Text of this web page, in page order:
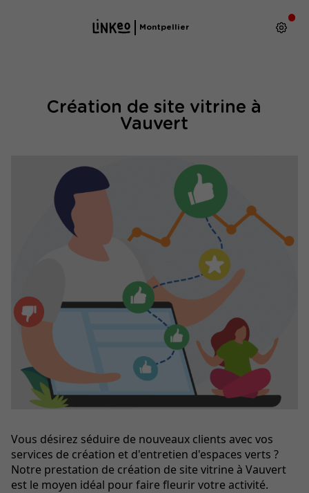
Montpellier
Création de site vitrine à
Vauvert
Vous désirez séduire de nouveaux clients avec vos
services de création et d'entretien d'espaces verts ?
Notre prestation de création de site vitrine à Vauvert
est le moyen idéal pour faire fleurir votre activité.